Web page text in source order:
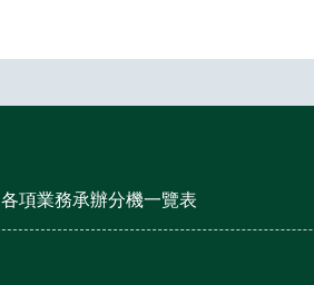
各項業務承辦分機一覽表